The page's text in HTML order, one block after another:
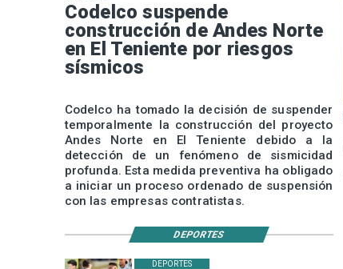
DEPORTES
Codelco suspende
construcción de Andes Norte
en El Teniente por riesgos
sísmicos
Codelco ha tomado la decisión de suspender
temporalmente la construcción del proyecto
Andes Norte en El Teniente debido a la
detección de un fenómeno de sismicidad
profunda. Esta medida preventiva ha obligado
a iniciar un proceso ordenado de suspensión
con las empresas contratistas.
DEPORTES